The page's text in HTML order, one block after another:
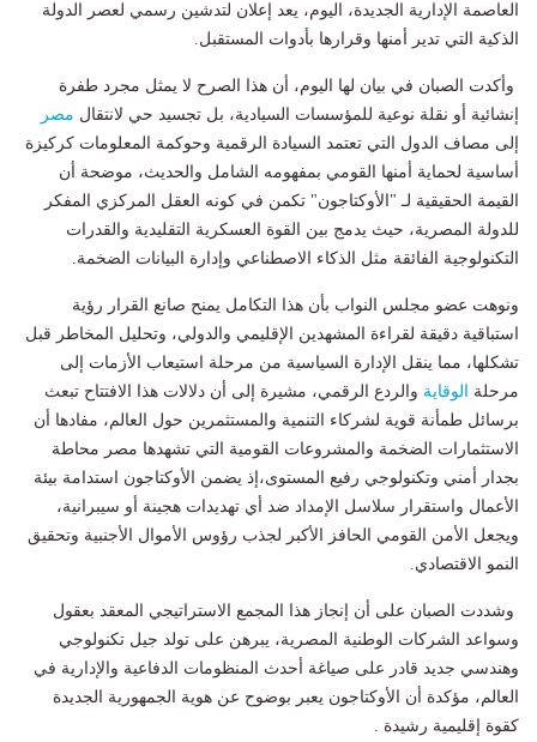
العاصمة الإدارية الجديدة، اليوم، يعد إعلان لتدشين رسمي لعصر الدولة
الذكية التي تدير أمنها وقرارها بأدوات المستقبل.
وأكدت الصبان في بيان لها اليوم، أن هذا الصرح لا يمثل مجرد طفرة
إنشائية أو نقلة نوعية للمؤسسات السيادية، بل تجسيد حي لانتقال مصر
إلى مصاف الدول التي تعتمد السيادة الرقمية وحوكمة المعلومات كركيزة
أساسية لحماية أمنها القومي بمفهومه الشامل والحديث، موضحة أن
القيمة الحقيقية لـ "الأوكتاجون" تكمن في كونه العقل المركزي المفكر
للدولة المصرية، حيث يدمج بين القوة العسكرية التقليدية والقدرات
التكنولوجية الفائقة مثل الذكاء الاصطناعي وإدارة البيانات الضخمة.
ونوهت عضو مجلس النواب بأن هذا التكامل يمنح صانع القرار رؤية
استباقية دقيقة لقراءة المشهدين الإقليمي والدولي، وتحليل المخاطر قبل
تشكلها، مما ينقل الإدارة السياسية من مرحلة استيعاب الأزمات إلى
مرحلة
الوقاية والردع الرقمي، مشيرة إلى أن دلالات هذا الافتتاح تبعث
برسائل طمأنة قوية لشركاء التنمية والمستثمرين حول العالم، مفادها أن
الاستثمارات الضخمة والمشروعات القومية التي تشهدها مصر محاطة
بجدار أمني وتكنولوجي رفيع المستوى،إذ يضمن الأوكتاجون استدامة بيئة
الأعمال واستقرار سلاسل الإمداد ضد أي تهديدات هجينة أو سيبرانية،
ويجعل الأمن القومي الحافز الأكبر لجذب رؤوس الأموال الأجنبية وتحقيق
النمو الاقتصادي.
وشددت الصبان على أن إنجاز هذا المجمع الاستراتيجي المعقد بعقول
وسواعد الشركات الوطنية المصرية، يبرهن على تولد جيل تكنولوجي
وهندسي جديد قادر على صياغة أحدث المنظومات الدفاعية والإدارية في
العالم، مؤكدة أن الأوكتاجون يعبر بوضوح عن هوية الجمهورية الجديدة
كقوة إقليمية رشيدة .